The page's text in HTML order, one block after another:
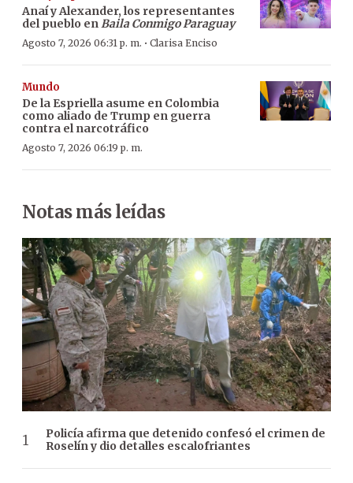
Anaí y Alexander, los representantes
del pueblo enBaila Conmigo Paraguay
Agosto 7, 2026 06:31 p. m. · Clarisa Enciso
Mundo
De la Espriella asume en Colombia
como aliado de Trump en guerra
contra el narcotráfico
Agosto 7, 2026 06:19 p. m.
Notas más leídas
Policía afirma que detenido confesó el crimen de
Roselín y dio detalles escalofriantes